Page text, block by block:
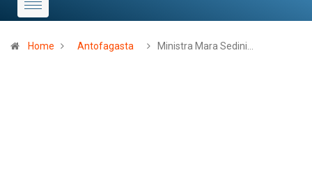
Home Antofagasta Ministra Mara Sedini…